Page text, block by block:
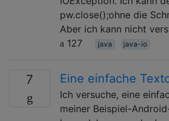
pw.close();ohne die
Aber ich kann nicht
127
java java-io
7 Eine einfache
Ich versuche, eine
meiner Beispiel-